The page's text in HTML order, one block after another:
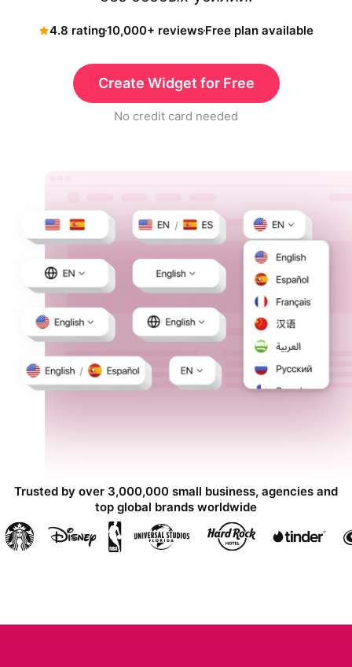
4.8 rating10,000+ reviewsFree plan available
Create Widget for Free
No credit card needed
Trusted by over 3,000,000 small business, agencies and
top global brands worldwide